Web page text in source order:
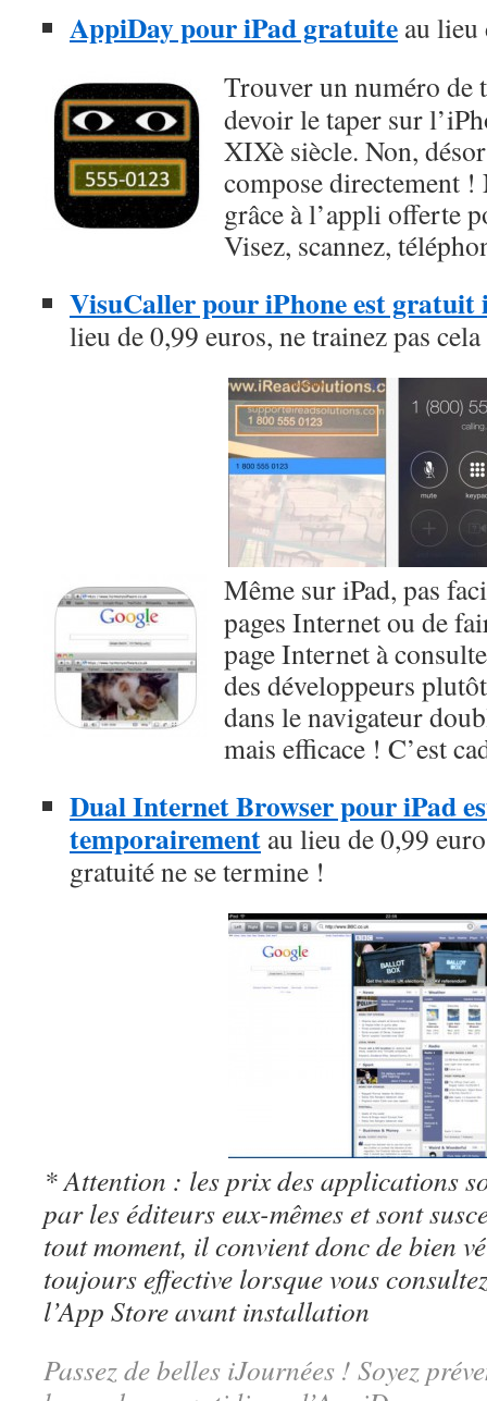
AppiDay pour iPad gratuite au lieu
Trouver un numéro de
devoir le taper sur
XIXè siècle. Non,
compose directement
grâce à l’appli offerte
Visez, scannez,
VisuCaller pour iPhone est
lieu de 0,99 euros, ne trainez pas
Même sur iPad, pas
pages Internet ou de
page Internet à
des développeurs
dans le navigateur
mais efficace ! C’est
Dual Internet Browser pour iPad
temporairement au lieu de 0,99
gratuité ne se termine !
* Attention : les prix des applications
par les éditeurs eux-mêmes et sont
tout moment, il convient donc de bien
toujours effective lorsque vous
l’App Store avant installation
Passez de belles iJournées ! Soyez